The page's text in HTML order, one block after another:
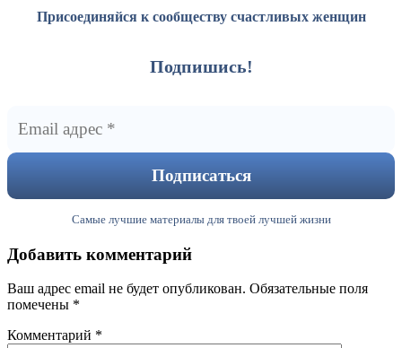
Присоединяйся к сообществу счастливых женщин
Подпишись!
Самые лучшие материалы для твоей лучшей жизни
Добавить комментарий
Ваш адрес email не будет опубликован. Обязательные поля
помечены *
Комментарий *